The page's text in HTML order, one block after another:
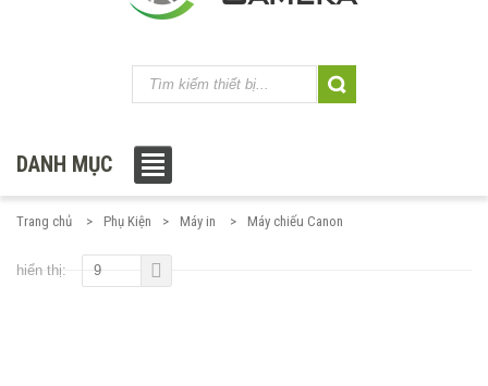
DANH MỤC
Trang chủ Phụ Kiện Máy in Máy chiếu Canon
hiển thị: 9